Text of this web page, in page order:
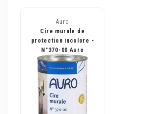
Auro
Cire murale de
protection incolore -
N°370-00 Auro